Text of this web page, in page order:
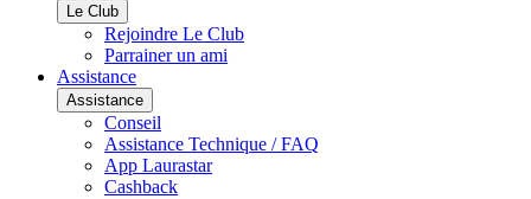
Le Club
Rejoindre Le Club
Parrainer un ami
Assistance
Assistance
Conseil
Assistance Technique / FAQ
App Laurastar
Cashback